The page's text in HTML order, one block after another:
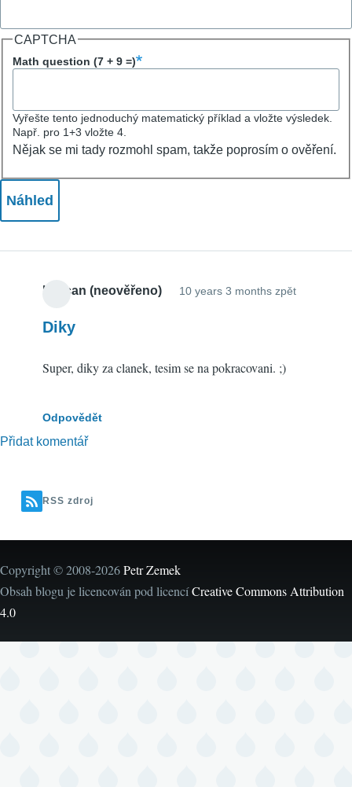
CAPTCHA
Math question (7 + 9 =)
Vyřešte tento jednoduchý matematický příklad a vložte výsledek.
Např. pro 1+3 vložte 4.
Nějak se mi tady rozmohl spam, takže poprosím o ověření.
Krocan (neověřeno) 10 years 3 months zpět
Diky
Super, diky za clanek, tesim se na pokracovani. ;)
Odpovědět
Přidat komentář
RSS zdroj
Copyright © 2008-2026Petr Zemek
Obsah blogu je licencován pod licencíCreative Commons Attribution
4.0